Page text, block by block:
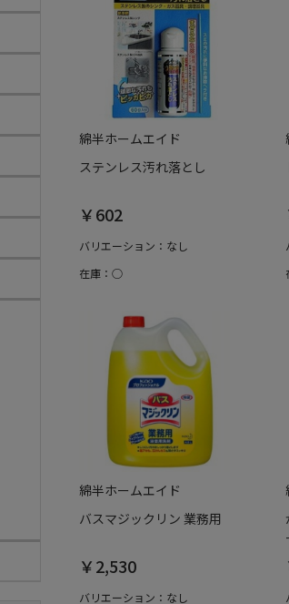
綿半ホームエイド
ステンレス汚れ落とし
￥602
バリエーション：なし
在庫：○
綿半ホームエイド
バスマジックリン 業務用
￥2,530
バリエーション：なし